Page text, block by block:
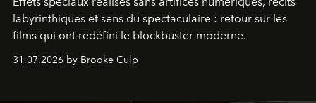
labyrinthiques et sens du spectaculaire : retour sur les
films qui ont redéfini le blockbuster moderne.
31.07.2026 by Brooke Culp